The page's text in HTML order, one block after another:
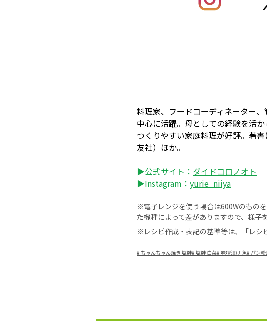
料理家、フードコーディネーター
中心に活躍。母としての経験を活
つくりやすい家庭料理が好評。著
友社）ほか。
▶公式サイト： ダイドコロノオト
▶Instagram： yurie_niiya
※電子レンジを使う場合は600Wのもの
た機種によって差がありますので、様子
※レシピ作成・表記の基準等は、
「レシ
# ちゃんちゃん焼き 塩鮭#塩鮭 白菜#味噌漬け 魚#パン